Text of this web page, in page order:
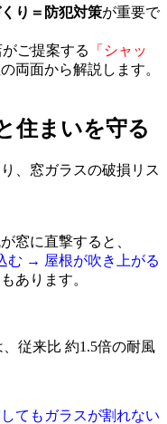
り＝防犯対策が重要で
ご提案する
「シャッ
両面から解説します。
住まいを守る
、窓ガラスの破損リス
窓に直撃すると、
む → 屋根が吹き上がる
あります。
、従来比 約1.5倍の耐風
てもガラスが割れない